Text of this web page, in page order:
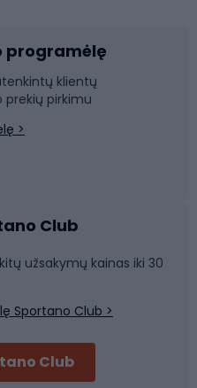
programėlę
klientų
pirkimu
>
Club
užsakymų kainas iki 30
Sportano Club >
Club